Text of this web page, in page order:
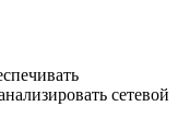
сетевой